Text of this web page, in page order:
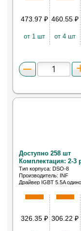
473.97 ₽
от 1 шт
460.55₽
от 4 шт
Доступно 258 шт
Комплектация: 2-3
Тип корпуса: DSO-8
Производитель: INF
Драйвер IGBT 5.5A
лента на катушке
326.35 ₽ 306.22₽